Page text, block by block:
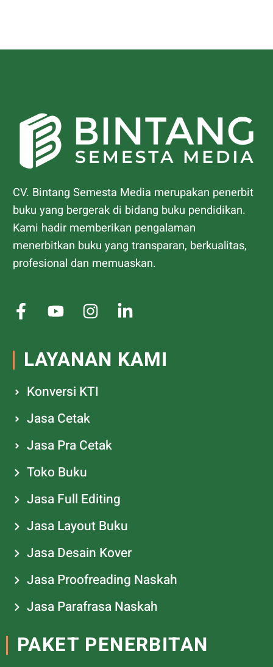
CV. Bintang Semesta Media merupakan penerbit
buku yang bergerak di bidang buku pendidikan.
Kami hadir memberikan pengalaman
menerbitkan buku yang transparan, berkualitas,
profesional dan memuaskan.
LAYANAN KAMI
Konversi KTI
Jasa Cetak
Jasa Pra Cetak
Toko Buku
Jasa Full Editing
Jasa Layout Buku
Jasa Desain Kover
Jasa Proofreading Naskah
Jasa Parafrasa Naskah
PAKET PENERBITAN